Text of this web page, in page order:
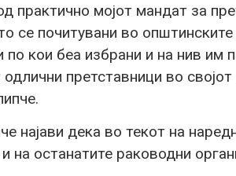
практично мојот мандат за
се почитувани во
по кои беа избрани и на нив им
претставници во
најави дека во текот на
на останатите раководни